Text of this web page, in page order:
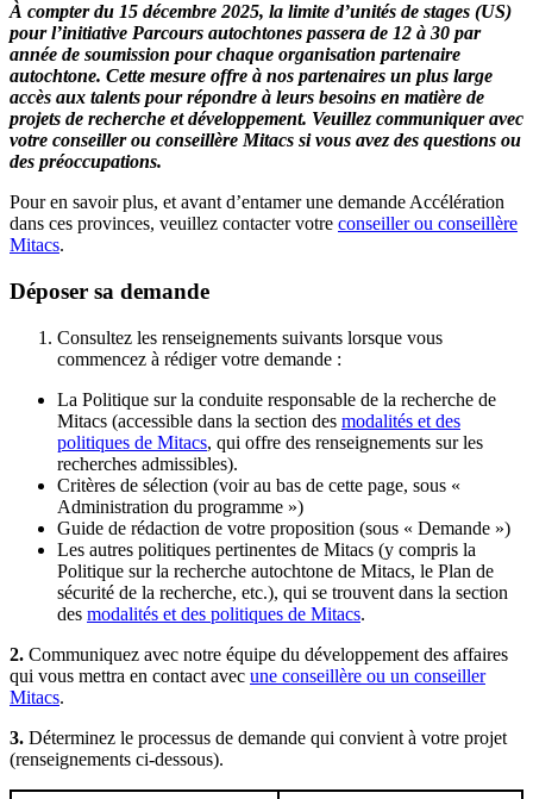
À compter du 15 décembre 2025, la limite d’unités de stages (US)
pour l’initiative Parcours autochtones passera de 12 à 30 par
année de soumission pour chaque organisation partenaire
autochtone. Cette mesure offre à nos partenaires un plus large
accès aux talents pour répondre à leurs besoins en matière de
projets de recherche et développement. Veuillez communiquer avec
votre conseiller ou conseillère Mitacs si vous avez des questions ou
des préoccupations.
Pour en savoir plus, et avant d’entamer une demande Accélération
dans ces provinces, veuillez contacter votre conseiller ou conseillère
Mitacs.
Déposer sa demande
Consultez les renseignements suivants lorsque vous
commencez à rédiger votre demande :
La Politique sur la conduite responsable de la recherche de
Mitacs (accessible dans la section des modalités et des
politiques de Mitacs, qui offre des renseignements sur les
recherches admissibles).
Critères de sélection (voir au bas de cette page, sous «
Administration du programme »)
Guide de rédaction de votre proposition (sous « Demande »)
Les autres politiques pertinentes de Mitacs (y compris la
Politique sur la recherche autochtone de Mitacs, le Plan de
sécurité de la recherche, etc.), qui se trouvent dans la section
des modalités et des politiques de Mitacs.
2. Communiquez avec notre équipe du développement des affaires
qui vous mettra en contact avec une conseillère ou un conseiller
Mitacs.
3. Déterminez le processus de demande qui convient à votre projet
(renseignements ci-dessous).